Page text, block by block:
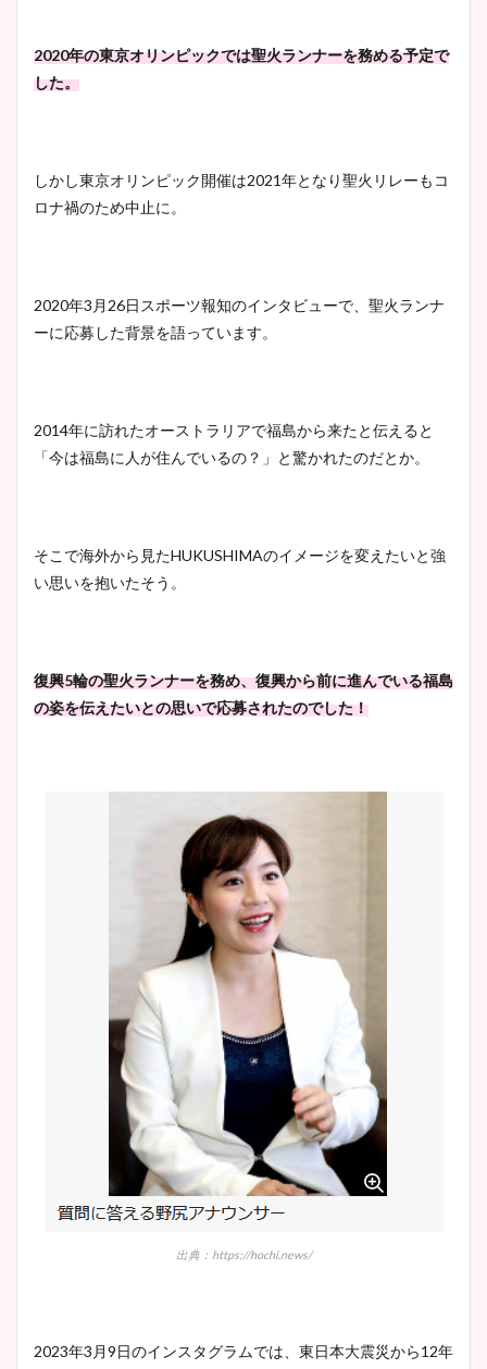
2020年の東京オリンピックでは聖火ランナーを務める予定で
した。
しかし東京オリンピック開催は2021年となり聖火リレーもコ
ロナ禍のため中止に。
2020年3月26日スポーツ報知のインタビューで、聖火ランナ
ーに応募した背景を語っています。
2014年に訪れたオーストラリアで福島から来たと伝えると
「今は福島に人が住んでいるの？」と驚かれたのだとか。
そこで海外から見たHUKUSHIMAのイメージを変えたいと強
い思いを抱いたそう。
復興5輪の聖火ランナーを務め、復興から前に進んでいる福島
の姿を伝えたいとの思いで応募されたのでした！
出典：https://hochi.news/
2023年3月9日のインスタグラムでは、東日本大震災から12年